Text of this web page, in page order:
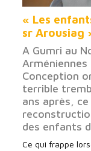
« Les
sr Arousiag
A Gumri au
Arméniennes
Conception
terrible
ans après,
des enfants
Ce qui frappe